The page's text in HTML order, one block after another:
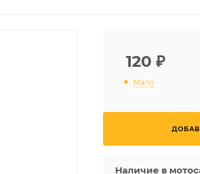
120 ₽
Мало
Наличие в